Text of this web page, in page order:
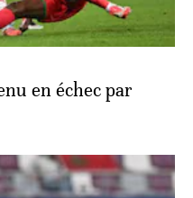
en échec par